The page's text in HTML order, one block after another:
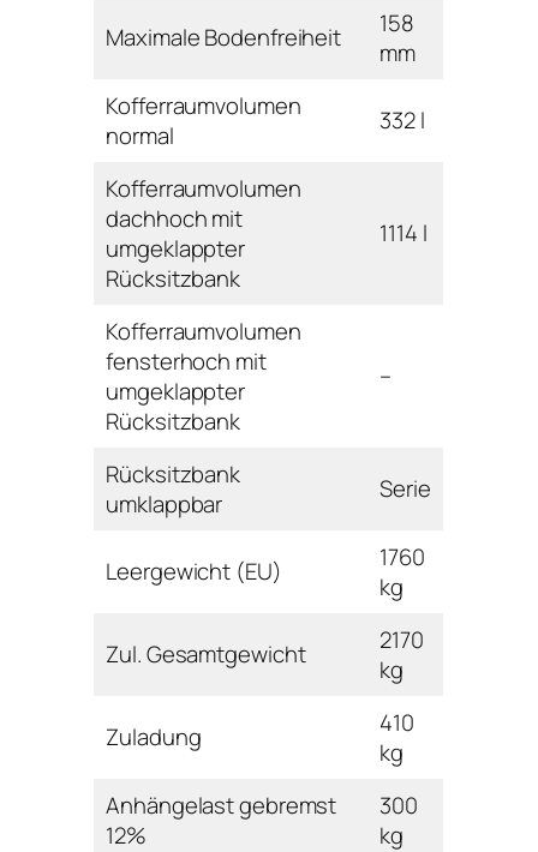
Maximale Bodenfreiheit
158
mm
Kofferraumvolumen
normal
332 l
Kofferraumvolumen
dachhoch mit
umgeklappter
Rücksitzbank
1114 l
Kofferraumvolumen
fensterhoch mit
umgeklappter
Rücksitzbank
–
Rücksitzbank
umklappbar
Serie
Leergewicht (EU)
1760
kg
Zul. Gesamtgewicht
2170
kg
Zuladung
410
kg
Anhängelast gebremst
12%
300
kg